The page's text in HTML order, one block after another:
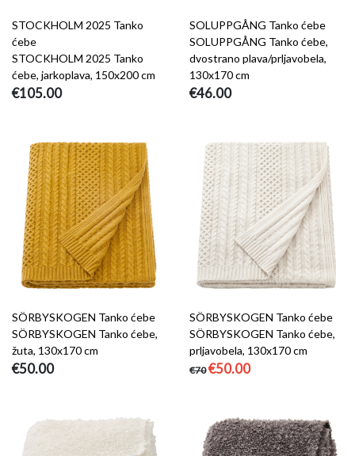
STOCKHOLM 2025 Tanko
ćebe
STOCKHOLM 2025 Tanko
ćebe, jarkoplava, 150x200 cm
€105.00
SOLUPPGÅNG Tanko ćebe
SOLUPPGÅNG Tanko ćebe,
dvostrano plava/prljavobela,
130x170 cm
€46.00
SÖRBYSKOGEN Tanko ćebe
SÖRBYSKOGEN Tanko ćebe,
žuta, 130x170 cm
€50.00
SÖRBYSKOGEN Tanko ćebe
SÖRBYSKOGEN Tanko ćebe,
prljavobela, 130x170 cm
€70 €50.00